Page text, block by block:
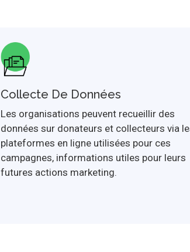
Collecte De Données
Les organisations peuvent recueillir des
données sur donateurs et collecteurs via
plateformes en ligne utilisées pour ces
campagnes, informations utiles pour leurs
futures actions marketing.